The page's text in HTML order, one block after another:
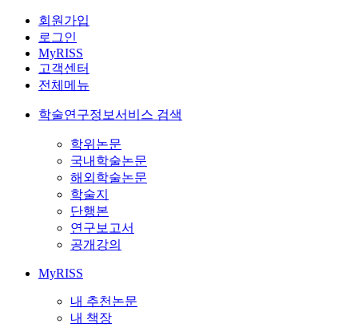
회원가입
로그인
MyRISS
고객센터
전체메뉴
학술연구정보서비스 검색
학위논문
국내학술논문
해외학술논문
학술지
단행본
연구보고서
공개강의
MyRISS
내 추천논문
내 책장